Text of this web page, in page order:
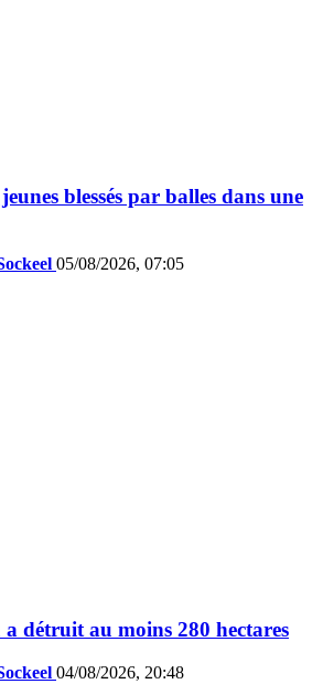
blessés par balles dans une
05/08/2026, 07:05
détruit au moins 280 hectares
04/08/2026, 20:48